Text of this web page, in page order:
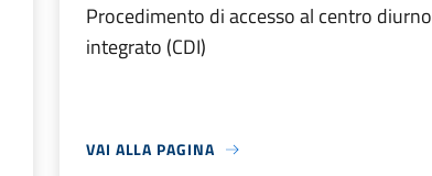
Procedimento di accesso al centro diurno
integrato (CDI)
VAI ALLA PAGINA